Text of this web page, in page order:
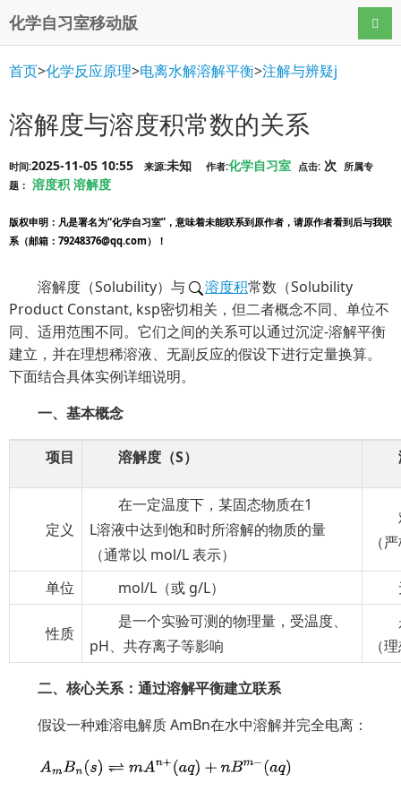
化学自习室移动版 导航
首页>化学反应原理>电离水解溶解平衡>注解与辨疑j
溶解度与溶度积常数的关系
时间:2025-11-05 10:55 来源:未知 作者:化学自习室 点击: 次
所属专
题： 溶度积 溶解度
版权申明 ：凡是署名为“化学自习室”，意味着未能联系到原作者，请原作者看到后与我联
系（邮箱：79248376@qq.com）！
溶解度（Solubility）与 溶度积常数（Solubility
Product Constant, ksp密切相关，但二者概念不同、单位不
同、适用范围不同。它们之间的关系可以通过沉淀-溶解平衡
建立，并在理想稀溶液、无副反应的假设下进行定量换算。
下面结合具体实例详细说明。
一、基本概念
项目 溶解度（S）
定义
在一定温度下，某固态物质在1
L溶液中达到饱和时所溶解的物质的量
（通常以 mol/L 表示）
（
单位 mol/L（或 g/L）
性质
是一个实验可测的物理量，受温度、
pH、共存离子等影响
（
二、核心关系：通过溶解平衡建立联系
假设一种难溶电解质 AmBn在水中溶解并完全电离：